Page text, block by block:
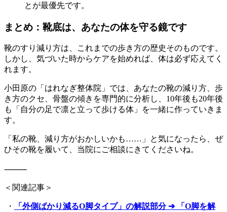
とが最優先です。
まとめ：靴底は、あなたの体を守る鏡です
靴のすり減り方は、これまでの歩き方の歴史そのものです。
しかし、気づいた時からケアを始めれば、体は必ず応えてく
れます。
小田原の「はれなぎ整体院」では、あなたの靴の減り方、歩
き方のクセ、骨盤の傾きを専門的に分析し、10年後も20年後
も「自分の足で凛と立って歩ける体」を一緒に作っていきま
す。
「私の靴、減り方がおかしいかも……」と気になったら、ぜ
ひその靴を履いて、当院にご相談にきてくださいね。
⸻
＜関連記事＞
・
「外側ばかり減るO脚タイプ」の解説部分 ➔ 「O脚を解